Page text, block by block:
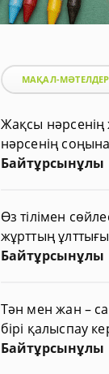
МАҚАЛ-МӘТЕЛДЕР
Жақсы
нәрсенің
Байтұрсынұлы
Өз тілімен
жұрттың
Байтұрсынұлы
Тән мен жан –
бірі қалыспау
Байтұрсынұлы